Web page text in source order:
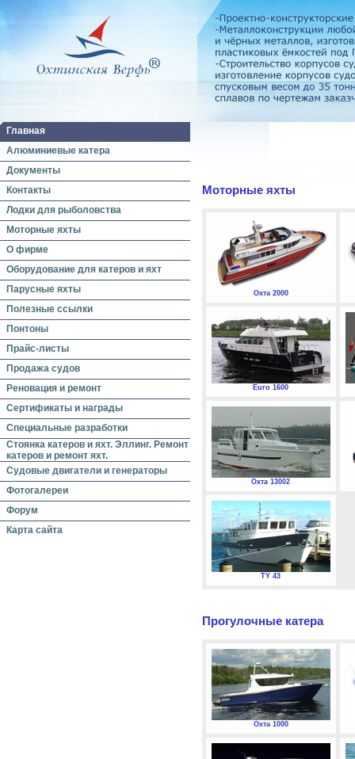
Главная
Алюминиевые катера
Документы
Контакты
Лодки для рыболовства
Моторные яхты
О фирме
Оборудование для катеров и яхт
Парусные яхты
Полезные ссылки
Понтоны
Прайс-листы
Продажа судов
Реновация и ремонт
Сертификаты и награды
Специальные разработки
Стоянка катеров и яхт. Эллинг. Ремонт
катеров и ремонт яхт.
Судовые двигатели и генераторы
Фотогалереи
Форум
Карта сайта
Моторные яхты
Охта 2000
Euro 1600
Охта 13002
TY 43
Прогулочные катера
Охта 1000